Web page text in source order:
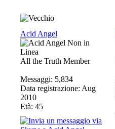
Acid Angel
All the Truth Member
Messaggi: 5,834
Data registrazione: Aug
2010
Età: 45